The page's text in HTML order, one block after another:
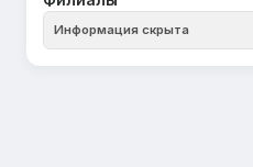
Информация скрыта